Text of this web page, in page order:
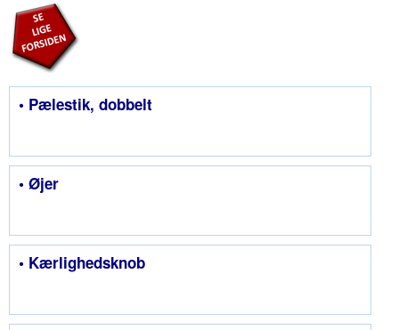
• Pælestik, dobbelt
• Øjer
• Kærlighedsknob